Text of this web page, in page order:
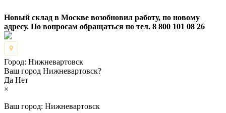
Новый склад в Москве возобновил работу, по новому
адресу. По вопросам обращаться по тел. 8 800 101 08 26
Город: Нижневартовск
Ваш город Нижневартовск?
Да Нет
×
Ваш город: Нижневартовск